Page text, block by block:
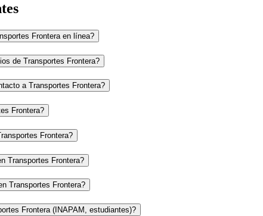
Frontera en línea?
de Transportes Frontera?
a Transportes Frontera?
Frontera?
Frontera?
Transportes Frontera?
Transportes Frontera?
Frontera (INAPAM, estudiantes)?